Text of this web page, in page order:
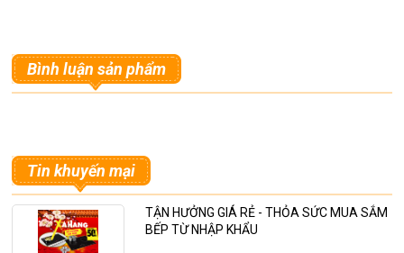
Bình luận sản phẩm
Tin khuyến mại
TẬN HƯỞNG GIÁ RẺ - THỎA SỨC MUA SẮM
BẾP TỪ NHẬP KHẨU